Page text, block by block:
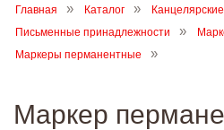
Главная Каталог
Письменные принадлежности
Маркеры перманентные
Маркер